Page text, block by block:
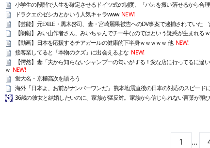
小学生の段階で人生を確定させるドイツ式の制度、「バカを振い落せるから合
ドラクエのゼシカとかいう人気キャラwww NEW!
【芸能】元EXILE・黒木啓司、妻・宮崎麗果被告へのDV事案で逮捕されていた
【朗報】みい山作者さん、みいちゃんでチー牛なのではという疑惑が生まれる
【動画】日本を応援するチアガールの健康的下半身ｗｗｗｗｗ 他 NEW!
接客業してると「本物のクズ」に出会えるよな NEW!
【愕然】妻「夫から知らないシャンプーの匂いがする！変な店に行ってるに違
ｗ NEW!
蛍大名・京極高次を語ろう
海外「日本よ、お前がナンバーワンだ」 熊本地震直後の日本の対応のスピード
36歳の彼女と結婚したいのに、家族が猛反対。家族から信じられない言葉が飛
1 ...